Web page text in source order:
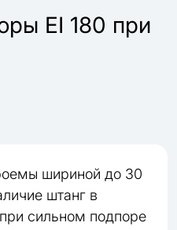
EI 180 при
шириной до 30
штанг в
сильном подпоре